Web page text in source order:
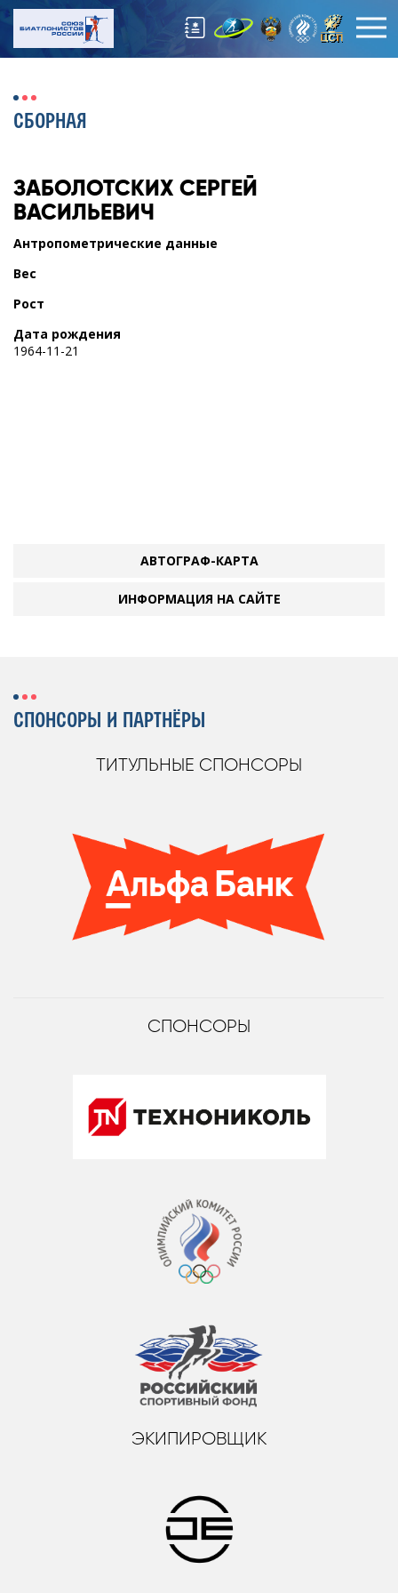
СБОРНАЯ
ЗАБОЛОТСКИХ СЕРГЕЙ
ВАСИЛЬЕВИЧ
Антропометрические данные
Вес
Рост
Дата рождения
1964-11-21
АВТОГРАФ-КАРТА
ИНФОРМАЦИЯ НА САЙТЕ
СПОНСОРЫ И ПАРТНЁРЫ
ТИТУЛЬНЫЕ СПОНСОРЫ
СПОНСОРЫ
ЭКИПИРОВЩИК